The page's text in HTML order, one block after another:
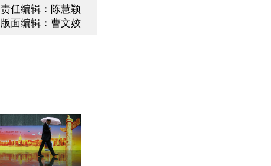
责任编辑：陈慧颖
版面编辑：曹文姣